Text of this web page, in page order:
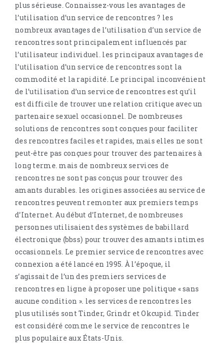
plus sérieuse. Connaissez-vous les avantages de
l’utilisation d’un service de rencontres ? les
nombreux avantages de l’utilisation d’un service de
rencontres sont principalement influencés par
l’utilisateur individuel. les principaux avantages de
l’utilisation d’un service de rencontres sont la
commodité et la rapidité. Le principal inconvénient
de l’utilisation d’un service de rencontres est qu’il
est difficile de trouver une relation critique avec un
partenaire sexuel occasionnel. De nombreuses
solutions de rencontres sont conçues pour faciliter
des rencontres faciles et rapides, mais elles ne sont
peut-être pas conçues pour trouver des partenaires à
long terme. mais de nombreux services de
rencontres ne sont pas conçus pour trouver des
amants durables. les origines associées au service de
rencontres peuvent remonter aux premiers temps
d’Internet. Au début d’Internet, de nombreuses
personnes utilisaient des systèmes de babillard
électronique (bbss) pour trouver des amants intimes
occasionnels. Le premier service de rencontres avec
connexion a été lancé en 1995. À l’époque, il
s’agissait de l’un des premiers services de
rencontres en ligne à proposer une politique « sans
aucune condition ». les services de rencontres les
plus utilisés sont Tinder, Grindr et Okcupid. Tinder
est considéré comme le service de rencontres le
plus populaire aux États-Unis.